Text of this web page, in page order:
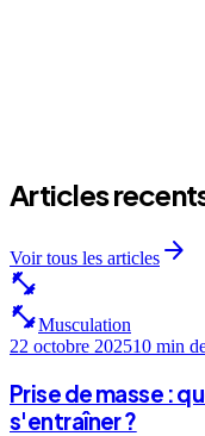
Articles
Voir tous les articles arrow_forward
fitness_center
fitness_centerMusculation
22 octobre 202510 min
Prise de masse :
s'entraîner ?